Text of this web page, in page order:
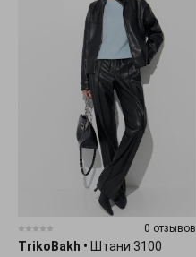
0 отзывов
TrikoBakh • Штани 3100